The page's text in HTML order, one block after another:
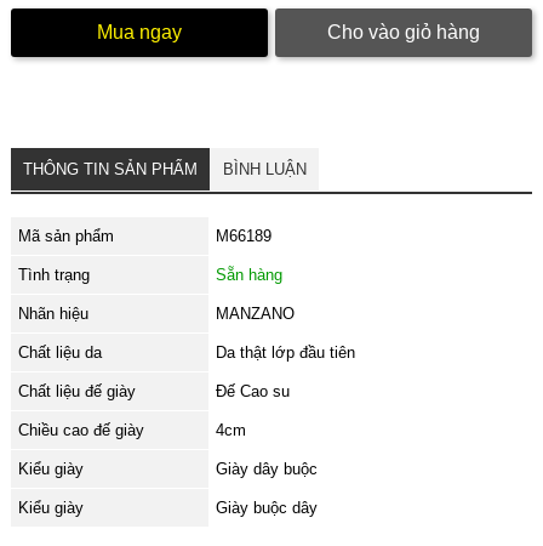
Mua ngay Cho vào giỏ hàng
THÔNG TIN SẢN PHẨM BÌNH LUẬN
Mã sản phẩm M66189
Tình trạng Sẵn hàng
Nhãn hiệu MANZANO
Chất liệu da Da thật lớp đầu tiên
Chất liệu đế giày Đế Cao su
Chiều cao đế giày 4cm
Kiểu giày Giày dây buộc
Kiểu giày Giày buộc dây